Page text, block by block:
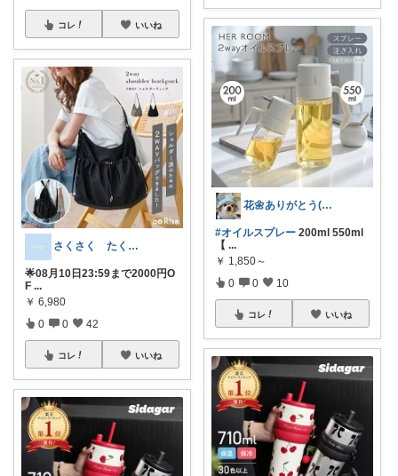
コレ いいね
さくさく たくさんの訪問感謝です🙇
🌟08月10日23:59まで2000円O
F ...
￥ 6,980
0 0 42
コレ いいね
花🌼ありがとう(*･ω･)*_ _)ﾍ
#オイルスプレー 200ml 550ml
【 ...
￥ 1,850～
0 0 10
コレ いいね